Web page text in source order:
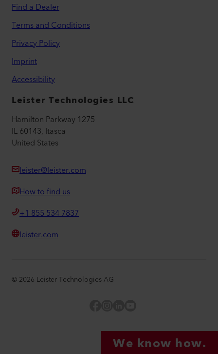
Find a Dealer
Terms and Conditions
Privacy Policy
Imprint
Accessibility
Leister Technologies LLC
Hamilton Parkway 1275
IL 60143, Itasca
United States
leister@leister.com
How to find us
+1 855 534 7837
leister.com
© 2026 Leister Technologies AG
We know how.